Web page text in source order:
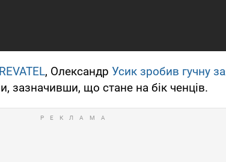
, Олександр Усик зробив гучну
зазначивши, що стане на бік ченців.